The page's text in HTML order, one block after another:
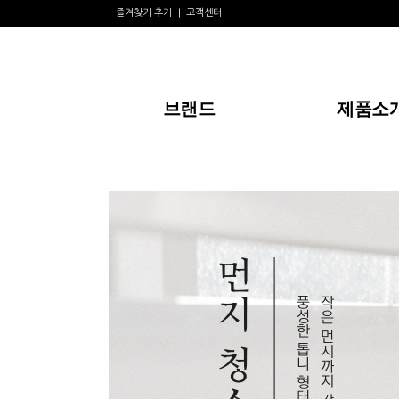
즐겨찾기 추가 고객센터
브랜드 제품소